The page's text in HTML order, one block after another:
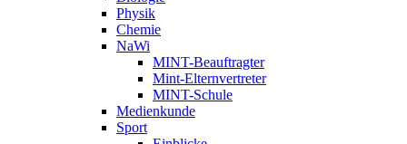
Physik
Chemie
NaWi
MINT-Beauftragter
Mint-Elternvertreter
MINT-Schule
Medienkunde
Sport